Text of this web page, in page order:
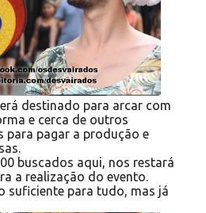
destinado para arcar com
e cerca de outros
para pagar a produção e
buscados aqui, nos restará
a realização do evento.
suficiente para tudo, mas já